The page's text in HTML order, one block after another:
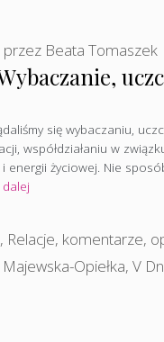
przez Beata Tomaszek
się wybaczaniu,
współdziałaniu w
energii życiowej. Nie
, Relacje, komentarze,
Opiełka,V